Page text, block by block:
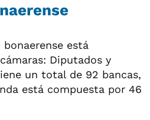
está
Diputados y
un total de 92 bancas,
está compuesta por 46